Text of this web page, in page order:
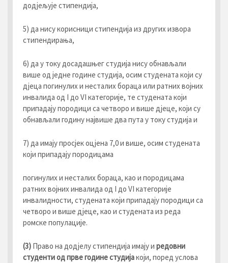
додјељује стипендија,
5) да нису корисници стипендија из других извора
стипендирања,
6) да у току досадашњег студија нису обнављали
више од једне године студија, осим студената који су
дјеца погинулих и несталих бораца или ратних војних
инвалида од I до VI категорије, те студената који
припадају породици са четворо и више дјеце, који су
обнављали годину највише два пута у току студија и
7) да имају просјек оцјена 7,0 и више, осим студената
који припадају породицама
погинулих и несталих бораца, као и породицама
ратних војних инвалида од I до VI категорије
инвалидности, студената који припадају породици са
четворо и више дјеце, као и студената из реда
ромске популације.
(3) Право на додјелу стипендија имају и редовни
студенти од прве године студијакоји, поред услова